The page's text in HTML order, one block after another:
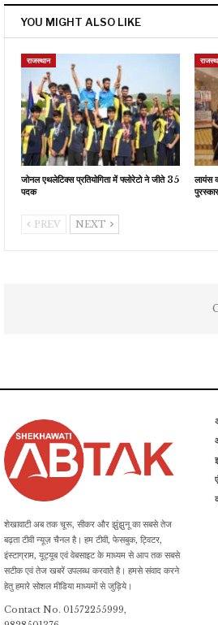
YOU MIGHT ALSO LIKE
राजस्थान
जोनल एथलेटिक्स प्रतियोगिता में फ्लोरेटो ने जीते 35
पदक
लायंस
PREV NEXT
शेखावाटी अब तक चूरू, सीकर और झुंझुनू का सबसे तेज
बढ़ता टीवी न्यूज़ चैनल है। हम टीवी, फेसबुक, ट्विटर,
इंस्टाग्राम, यूट्यूब एवं वेबसाइट के माध्यम से आप तक सबसे
सटीक एवं तेज खबरें उपलब्ध करवाते है। हमसे संवाद करने
हेतु हमारे सोशल मीडिया माध्यमों से जुड़िये।
Contact No. 01572255999,